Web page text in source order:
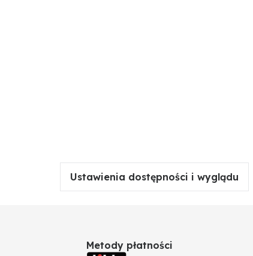
Ustawienia dostępności i wyglądu
Metody płatności